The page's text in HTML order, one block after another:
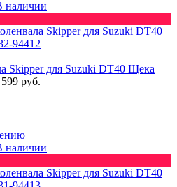
наличии
Skipper для Suzuki DT40 Щека
руб.
наличии